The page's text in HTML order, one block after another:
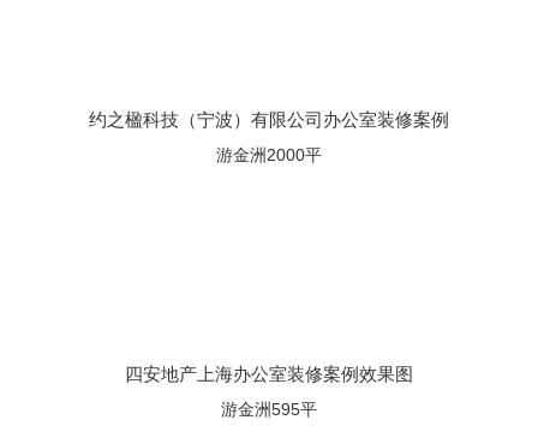
约之楹科技（宁波）有限公司办公室装修案例
游金洲2000平
四安地产上海办公室装修案例效果图
游金洲595平